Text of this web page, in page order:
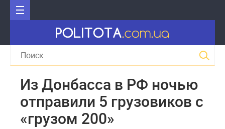
Из Донбасса в РФ ночью
отправили 5 грузовиков с
«грузом 200»